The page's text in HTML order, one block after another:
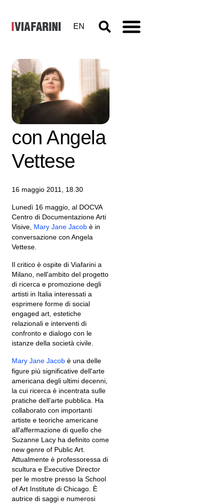
EN
Talk: Mary
Jane Jacob
con Angela
Vettese
16 maggio 2011, 18.30
Lunedì 16 maggio, al DOCVA
Centro di Documentazione Arti
Visive, Mary Jane Jacob è in
conversazione con Angela
Vettese.
Il critico è ospite di Viafarini a
Milano, nell'ambito del progetto
di ricerca e promozione degli
artisti in Italia interessati a
esprimere forme di social
engaged art, estetiche
relazionali e interventi di
confronto e dialogo con le
istanze della società civile.
Mary Jane Jacob è una delle
figure più significative dell'arte
americana degli ultimi decenni,
la cui ricerca è incentrata sulle
pratiche dellʼarte pubblica. Ha
collaborato con importanti
artiste e teoriche americane
all'affermazione di quello che
Suzanne Lacy ha definito come
new genre of Public Art.
Attualmente è professoressa di
scultura e Executive Director
per le mostre presso la School
of Art Institute di Chicago. È
autrice di saggi e numerosi